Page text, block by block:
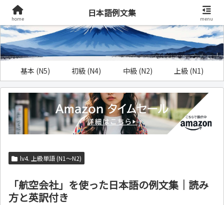
基本 (N5) 初級 (N4) 中級 (N2) 上級 (N1)
lv4. 上級単語 (N1～N2)
「航空会社」を使った日本語の例文集｜読み
方と英訳付き
home
日本語例文集
menu